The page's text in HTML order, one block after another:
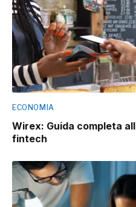
ECONOMIA
Wirex: Guida completa
fintech